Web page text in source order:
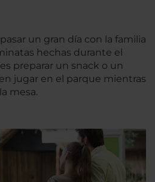
un gran día con la familia
hechas durante el
preparar un snack o un
jugar en el parque mientras
mesa.